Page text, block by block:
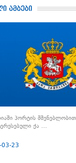
ამბები
პორტის მშენებლობით
ქა ...
23